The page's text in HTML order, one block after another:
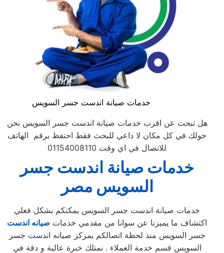
خدمات صيانة اندست جسر السويس
هل تبحث عن اقرب خدمات صيانة اندست جسر السويس نحن
حولك في كل مكان لا داعي للبحث فقط احتفظ برقم الهاتف
للاتصال في اي وقت 01154008110
خدمات صيانة اندست جسر
السويس مصر
خدمات صيانة اندست جسر السويس يمكنكم بشكل فعلي
اكتشاف ما يميزنا عن سوانا من مقدمي خدمات صيانه اندست
جسر السويس منذ لحظة اتصالكم بمركز صيانه اندست جسر
السويس قسم خدمة العملاء . نمتلك خبرة عالية و دقة في